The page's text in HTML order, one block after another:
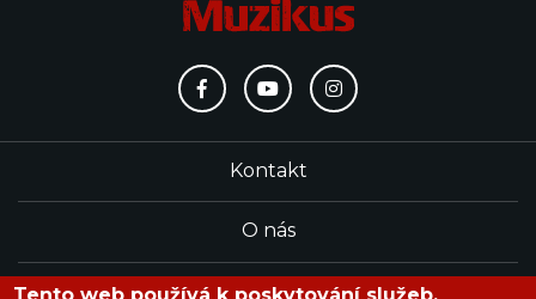
Kontakt
O nás
Redakce